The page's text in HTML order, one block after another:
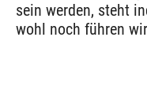
sein werden, steht
wohl noch führen